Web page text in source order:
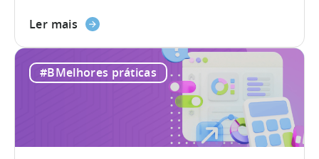
o Tenjin O Tenjin é um parceiro de
estúdios de jogos e equipas de
aplicações que procuram uma atribuição
precisa, dados limpos e preços que não
penalizem o crescimento. A maioria das
ferramentas de análise de marketing foi
concebida para...
Ler mais Sobre
«tudo
#BMelhores práticas